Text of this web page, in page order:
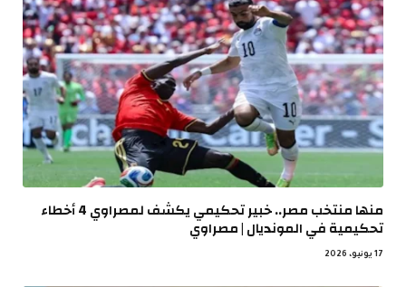
منها منتخب مصر.. خبير تحكيمي يكشف لمصراوي 4 أخطاء
تحكيمية في المونديال | مصراوي
17 يونيو، 2026